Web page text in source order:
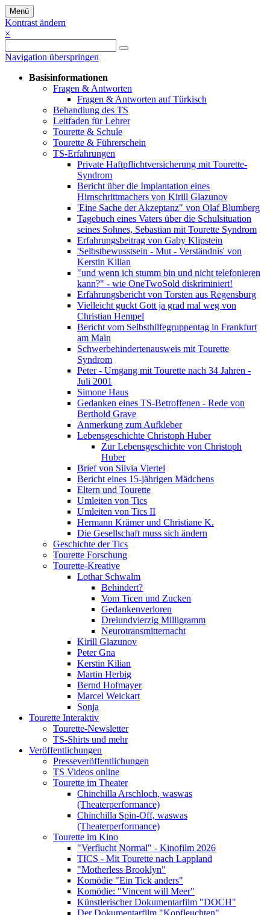
Menü
Kontrast ändern
×
Navigation überspringen
Basisinformationen
Fragen & Antworten
Fragen & Antworten auf Türkisch
Behandlung des TS
Leitfaden für Lehrer
Tourette & Schule
Tourette & Führerschein
TS-Erfahrungen
Private Haftpflichtversicherung mit Tourette-
Syndrom
Bericht über die Implantation eines
Hirnschrittmachers von Kirill Glazunov
'Eine Sache der Akzeptanz" von Olaf Blumberg
Tagebuch eines Vaters über die Schulsituation
seines Sohnes, Sebastian mit Tourette Syndrom
Erfahrungsbeitrag von Gaby Klipstein
'Selbstbewusstsein - Mut - Verständnis' von
Kerstin Kilian
"und wenn ich stumm bin und nicht telefonieren
kann?" - wie OneTwoSold diskriminiert!
Erfahrungsbericht von Torsten aus Regensburg
Vielleicht guckt Gott ja grad mal weg von
Christian Hempel
Bericht vom Selbsthilfegruppentag in Frankfurt
am Main
Schwerbehindertenausweis mit Tourette
Syndrom
Peter - Umgang mit Tourette nach 34 Jahren -
Juli 2001
Simone Haus
Gedanken eines TS-Betroffenen - Rede von
Berthold Grave
Anmerkung zum Aufkleber
Lebensgeschichte Christoph Huber
Zur Lebensgeschichte von Christoph
Huber
Brief von Silvia Viertel
Bericht eines 15-jährigen Mädchens
Eltern und Tourette
Umleiten von Tics
Umleiten von Tics II
Hermann Krämer und Christiane K.
Die Gesellschaft muss sich ändern
Geschichte der Tics
Tourette Forschung
Tourette-Kreative
Lothar Schwalm
Behindert?
Vom Ticen und Zucken
Gedankenverloren
Dreiundvierzig Milligramm
Neurotransmitternacht
Kirill Glazunov
Peter Gna
Kerstin Kilian
Martin Herbig
Bernd Hofmayer
Marcel Weickart
Sonja
Tourette Interaktiv
Tourette-Newsletter
TS-Shirts und mehr
Veröffentlichungen
Presseveröffentlichungen
TS Videos online
Tourette im Theater
Chinchilla Arschloch, waswas
(Theaterperformance)
Chinchilla Spin-Off, waswas
(Theaterperformance)
Tourette im Kino
"Verflucht Normal" - Kinofilm 2026
TICS - Mit Tourette nach Lappland
"Motherless Brooklyn"
Komödie "Ein Tick anders"
Komödie: "Vincent will Meer"
Künstlerischer Dokumentarfilm "DOCH"
Der Dokumentarfilm "Kopfleuchten"